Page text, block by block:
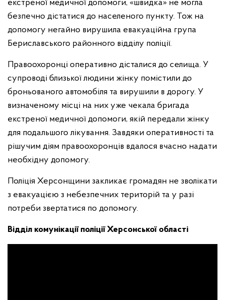
екстреної медичної допомоги, «швидка» не могла
безпечно дістатися до населеного пункту. Тож на
допомогу негайно вирушила евакуаційна група
Бериславського районного відділу поліції.
Правоохоронці оперативно дісталися до селища. У
супроводі близької людини жінку помістили до
броньованого автомобіля та вирушили в дорогу. У
визначеному місці на них уже чекала бригада
екстреної медичної допомоги, якій передали жінку
для подальшого лікування. Завдяки оперативності та
рішучим діям правоохоронців вдалося вчасно надати
необхідну допомогу.
Поліція Херсонщини закликає громадян не зволікати
з евакуацією з небезпечних територій та у разі
потреби звертатися по допомогу.
Відділ комунікації поліції Херсонської області